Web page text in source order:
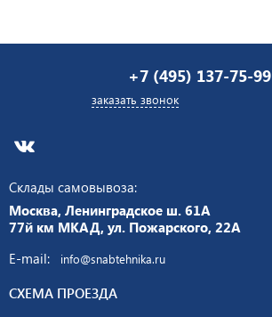
+7 (495) 137-75-99
заказать звонок
Склады самовывоза:
Москва, Ленинградское ш. 61А
77й км МКАД, ул. Пожарского, 22А
E-mail:
info@snabtehnika.ru
СХЕМА ПРОЕЗДА